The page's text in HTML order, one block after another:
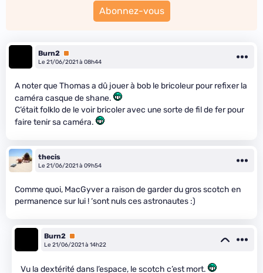
Abonnez-vous
Burn2 Premium
Le 21/06/2021 à 08h44
A noter que Thomas a dû jouer à bob le bricoleur pour refixer la
caméra casque de shane.
C’était folklo de le voir bricoler avec une sorte de fil de fer pour
faire tenir sa caméra.
thecis
Le 21/06/2021 à 09h54
Comme quoi, MacGyver a raison de garder du gros scotch en
permanence sur lui ! ‘sont nuls ces astronautes :)
Burn2 Premium
Le 21/06/2021 à 14h22
Vu la dextérité dans l’espace, le scotch c’est mort.